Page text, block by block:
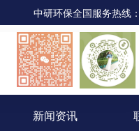
中研环保全国服务热线
新闻资讯